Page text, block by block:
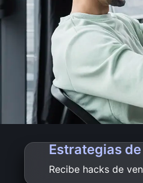
Estrategias
Recibe hacks de